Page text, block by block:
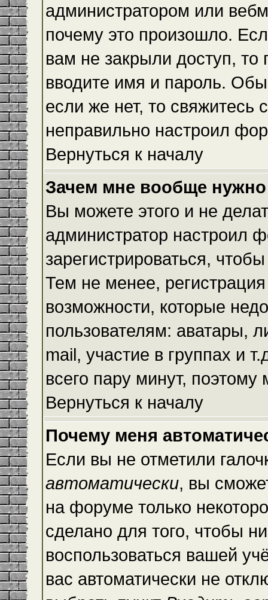
администратором или
почему это произошло.
вам не закрыли доступ,
вводите имя и пароль.
если же нет, то свяжитесь
неправильно настроил
Вернуться к началу
Зачем мне вообще нужно
Вы можете этого и не
администратор настроил
зарегистрироваться,
Тем не менее,
возможности, которые
пользователям: аватары,
mail, участие в группах и
всего пару минут,
Вернуться к началу
Почему меня
Если вы не отметили
автоматически, вы
на форуме только
сделано для того, чтобы
воспользоваться вашей
вас автоматически не